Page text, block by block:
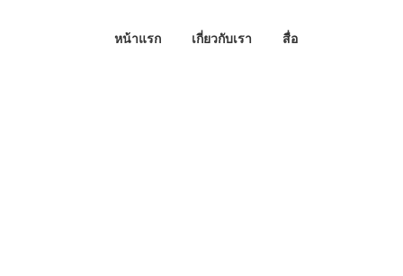
หน้าแรก เกี่ยวกับเรา สื่อ